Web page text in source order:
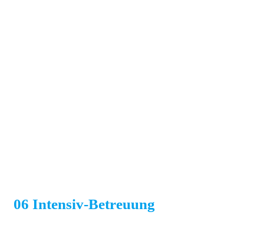
06 Intensiv-Betreuung